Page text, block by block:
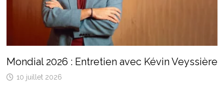
Mondial 2026 : Entretien avec Kévin Veyssière
10 juillet 2026